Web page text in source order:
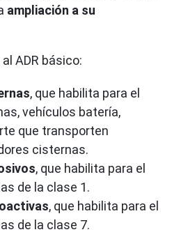
ampliación a su
ADR básico:
, que habilita para el
vehículos batería,
que transporten
cisternas.
, que habilita para el
de la clase 1.
, que habilita para el
de la clase 7.